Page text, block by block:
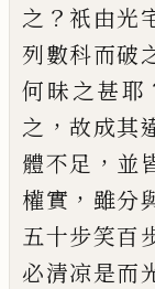
之 ？ 祇由光
列數科而破
何昧之甚耶
之 ，故成其
體不足 ， 並
權實 ， 雖分
五十步笑百
必清凉是而